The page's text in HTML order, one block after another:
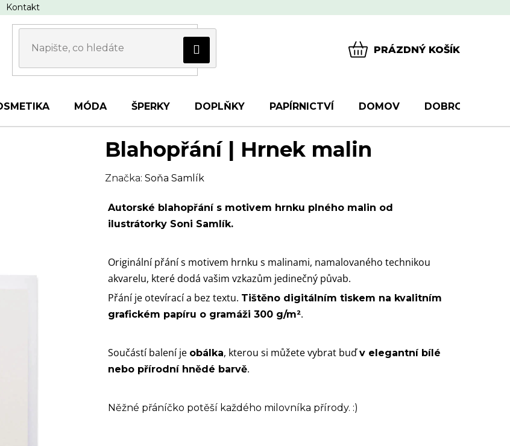
Kontakt
PRÁZDNÝ KOŠÍK
MÓDA ŠPERKY DOPLŇKY PAPÍRNICTVÍ DOMOV DOBROTY
Blahopřání | Hrnek malin
Značka: Soňa Samlík
Autorské blahopřání s motivem hrnku plného malin od
ilustrátorky Soni Samlík.
Originální přání s motivem hrnku s malinami, namalovaného technikou
akvarelu, které dodá vašim vzkazům jedinečný půvab.
Přání je otevírací a bez textu. Tištěno digitálním tiskem na kvalitním
grafickém papíru o gramáži 300 g/m².
Součástí balení je obálka, kterou si můžete vybrat buďv elegantní bílé
nebo přírodní hnědé barvě.
Něžné přáníčko potěší každého milovníka přírody. :)